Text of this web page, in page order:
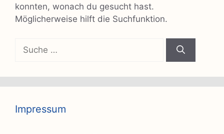
konnten, wonach du gesucht hast.
Möglicherweise hilft die Suchfunktion.
nach:
Impressum